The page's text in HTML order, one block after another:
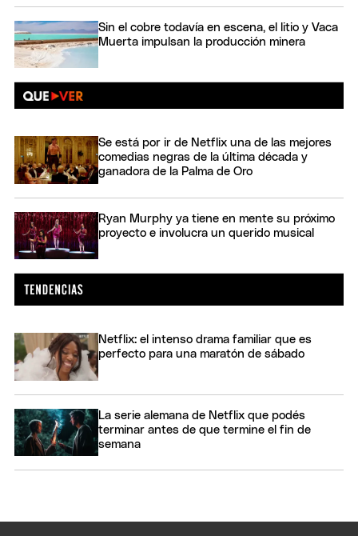
Sin el cobre todavía en escena, el litio y Vaca
Muerta impulsan la producción minera
Se está por ir de Netflix una de las mejores
comedias negras de la última década y
ganadora de la Palma de Oro
Ryan Murphy ya tiene en mente su próximo
proyecto e involucra un querido musical
Netflix: el intenso drama familiar que es
perfecto para una maratón de sábado
La serie alemana de Netflix que podés
terminar antes de que termine el fin de
semana